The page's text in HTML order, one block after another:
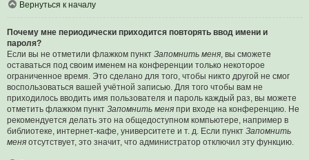
Вернуться к началу
Почему мне периодически приходится повторять ввод имени и
пароля?
Если вы не отметили флажком пункт Запомнить меня, вы сможете
оставаться под своим именем на конференции только некоторое
ограниченное время. Это сделано для того, чтобы никто другой не смог
воспользоваться вашей учётной записью. Для того чтобы вам не
приходилось вводить имя пользователя и пароль каждый раз, вы можете
отметить флажком пункт Запомнить меня при входе на конференцию. Не
рекомендуется делать это на общедоступном компьютере, например в
библиотеке, интернет-кафе, университете и т. д. Если пункт Запомнить
меня отсутствует, это значит, что администратор отключил эту функцию.